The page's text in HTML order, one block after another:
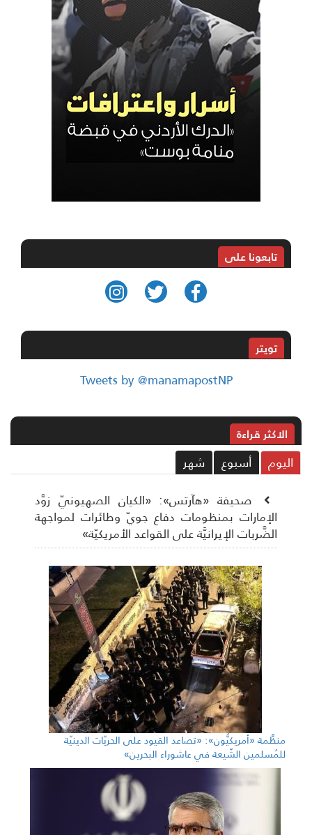
تابعونا على
تويتر
Tweets by @manamapostNP
الاکثر قراءة
أسبوع شهر
صحيفة «هآرتس»: «الكيان الصهيونيّ زوَّد
الإمارات بمنظومات دفاع جويّ وطائرات لمواجهة
الضَّربات الإيرانيَّة على القواعد الأمريكيّة»
منظَّمة «أمريكيُّون»: «تصاعد القيود على الحريّات الدينيّة
للمُسلمين الشّيعة في عاشوراء البحرين»